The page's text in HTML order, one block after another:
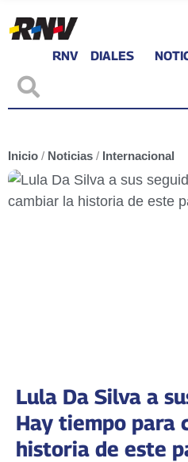
RNV DIALES
Inicio / Noticias / Internacional
Lula Da Silva a
Hay tiempo para
historia de este